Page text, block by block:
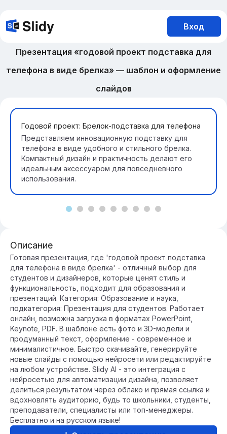
Вход
Презентация «годовой проект подставка для
телефона в виде брелка» — шаблон и оформление
слайдов
Годовой проект: Брелок-подставка для телефона
Представляем инновационную подставку для
телефона в виде удобного и стильного брелка.
Компактный дизайн и практичность делают его
идеальным аксессуаром для повседневного
использования.
Описание
Готовая презентация, где 'годовой проект подставка
для телефона в виде брелка' - отличный выбор для
студентов и дизайнеров, которые ценят стиль и
функциональность, подходит для образования и
презентаций. Категория: Образование и наука,
подкатегория: Презентация для студентов. Работает
онлайн, возможна загрузка в форматах PowerPoint,
Keynote, PDF. В шаблоне есть фото и 3D-модели и
продуманный текст, оформление - современное и
минималистичное. Быстро скачивайте, генерируйте
новые слайды с помощью нейросети или редактируйте
на любом устройстве. Slidy AI - это интеграция с
нейросетью для автоматизации дизайна, позволяет
делиться результатом через облако и прямая ссылка и
вдохновлять аудиторию, будь то школьники, студенты,
преподаватели, специалисты или топ-менеджеры.
Бесплатно и на русском языке!